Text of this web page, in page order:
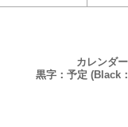
カレンダ
黒字：予定